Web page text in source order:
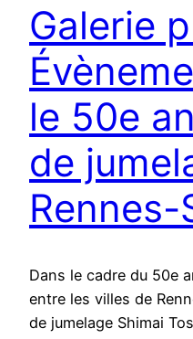
Galerie
le 50e
de
Rennes-
Dans le cadre du 50e
entre les villes de
de jumelage Shimai